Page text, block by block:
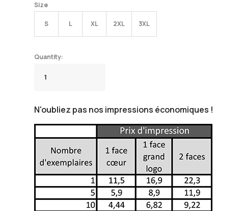
Size
S L XL 2XL 3XL
N'oubliez pas nos impressions économiques !